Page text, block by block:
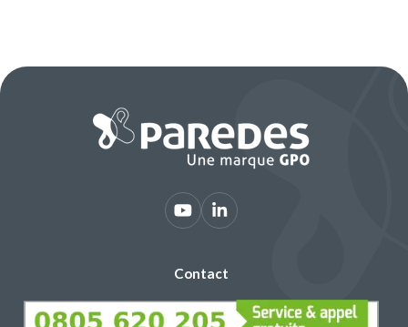
Contact